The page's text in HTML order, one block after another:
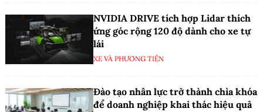
NVIDIA DRIVE tích hợp Lidar thích
ứng góc rộng 120 độ dành cho xe tự
lái
XE VÀ PHƯƠNG TIỆN
Đào tạo nhân lực trở thành chìa khóa
để doanh nghiệp khai thác hiệu quả